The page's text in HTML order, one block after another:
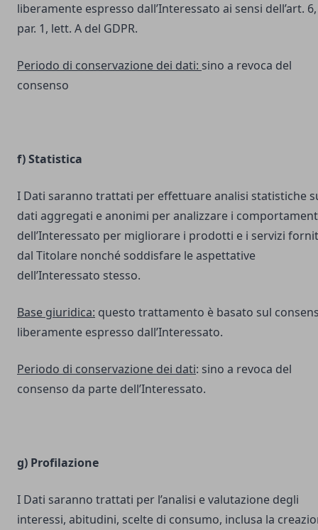
liberamente espresso dall’Interessato ai sensi dell’art. 6,
par. 1, lett. A del GDPR.
Periodo di conservazione dei dati: sino a revoca del
consenso
f) Statistica
I Dati saranno trattati per effettuare analisi statistiche
dati aggregati e anonimi per analizzare i
dell’Interessato per migliorare i prodotti e i servizi
dal Titolare nonché soddisfare le aspettative
dell’Interessato stesso.
Base giuridica: questo trattamento è basato sul
liberamente espresso dall’Interessato.
Periodo di conservazione dei dati: sino a revoca del
consenso da parte dell’Interessato.
g) Profilazione
I Dati saranno trattati per l’analisi e valutazione degli
interessi, abitudini, scelte di consumo, inclusa la